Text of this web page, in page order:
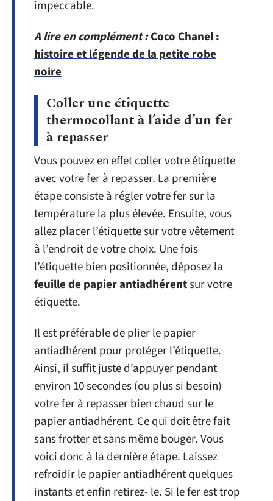
impeccable.
A lire en complément :Coco Chanel :
histoire et légende de la petite robe
noire
Coller une étiquette
thermocollant à l’aide d’un fer
à repasser
Vous pouvez en effet coller votre étiquette
avec votre fer à repasser. La première
étape consiste à régler votre fer sur la
température la plus élevée. Ensuite, vous
allez placer l’étiquette sur votre vêtement
à l’endroit de votre choix. Une fois
l’étiquette bien positionnée, déposez la
feuille de papier antiadhérentsur votre
étiquette.
Il est préférable de plier le papier
antiadhérent pour protéger l’étiquette.
Ainsi, il suffit juste d’appuyer pendant
environ 10 secondes (ou plus si besoin)
votre fer à repasser bien chaud sur le
papier antiadhérent. Ce qui doit être fait
sans frotter et sans même bouger. Vous
voici donc à la dernière étape. Laissez
refroidir le papier antiadhérent quelques
instants et enfin retirez- le. Si le fer est trop